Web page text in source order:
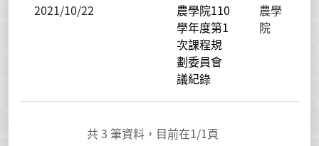
2021/10/22
農學院110
學年度第1
次課程規
劃委員會
議紀錄
農學
院
共3 筆資料，目前在1/1頁